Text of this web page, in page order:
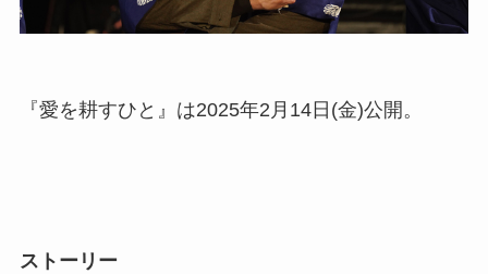
『愛を耕すひと』は2025年2月14日(金)公開。
ストーリー